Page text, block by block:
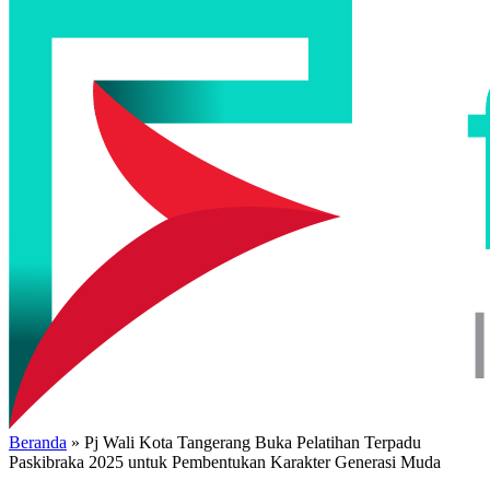
Beranda » Pj Wali Kota Tangerang Buka Pelatihan Terpadu
Paskibraka 2025 untuk Pembentukan Karakter Generasi Muda